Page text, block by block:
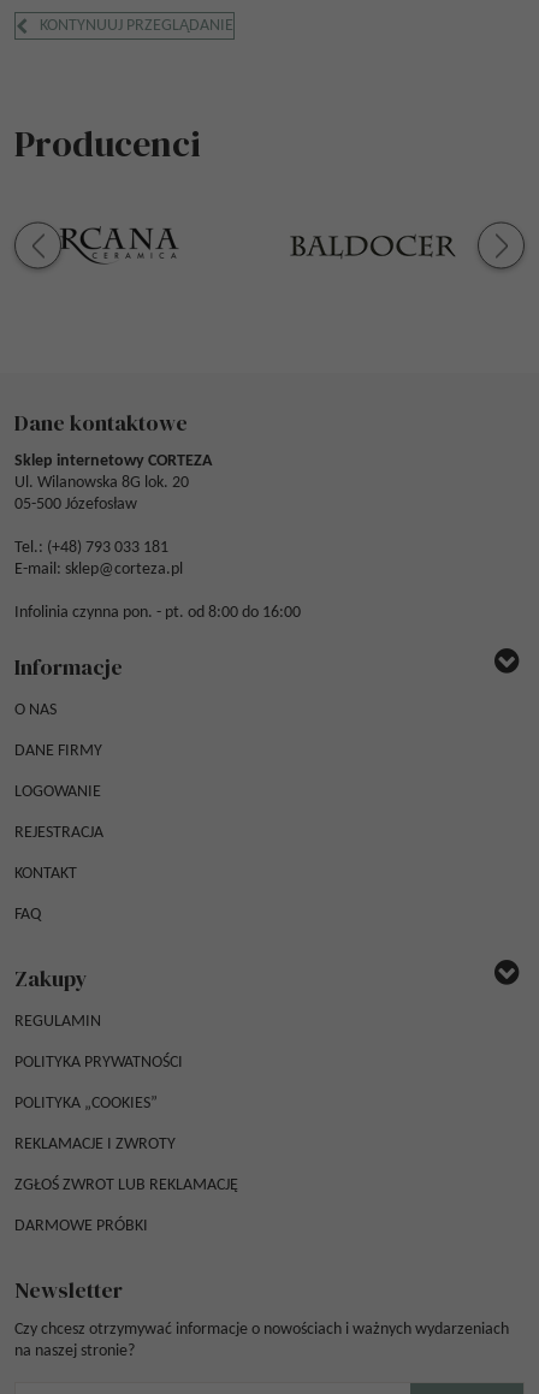
KONTYNUUJ PRZEGLĄDANIE
Producenci
Dane kontaktowe
Sklep internetowy CORTEZA
Ul. Wilanowska 8G lok. 20
05-500 Józefosław
Tel.: (+48) 793 033 181
E-mail: sklep@corteza.pl
Infolinia czynna pon. - pt. od 8:00 do 16:00
Informacje
O NAS
DANE FIRMY
LOGOWANIE
REJESTRACJA
KONTAKT
FAQ
Zakupy
REGULAMIN
POLITYKA PRYWATNOŚCI
POLITYKA „COOKIES”
REKLAMACJE I ZWROTY
ZGŁOŚ ZWROT LUB REKLAMACJĘ
DARMOWE PRÓBKI
Newsletter
Czy chcesz otrzymywać informacje o nowościach i ważnych wydarzeniach
na naszej stronie?